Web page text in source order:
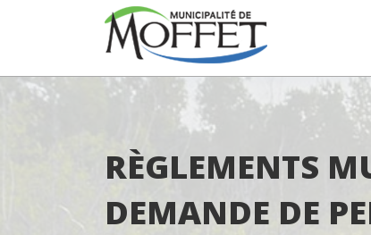
RÈGLEMENTS
DEMANDE DE